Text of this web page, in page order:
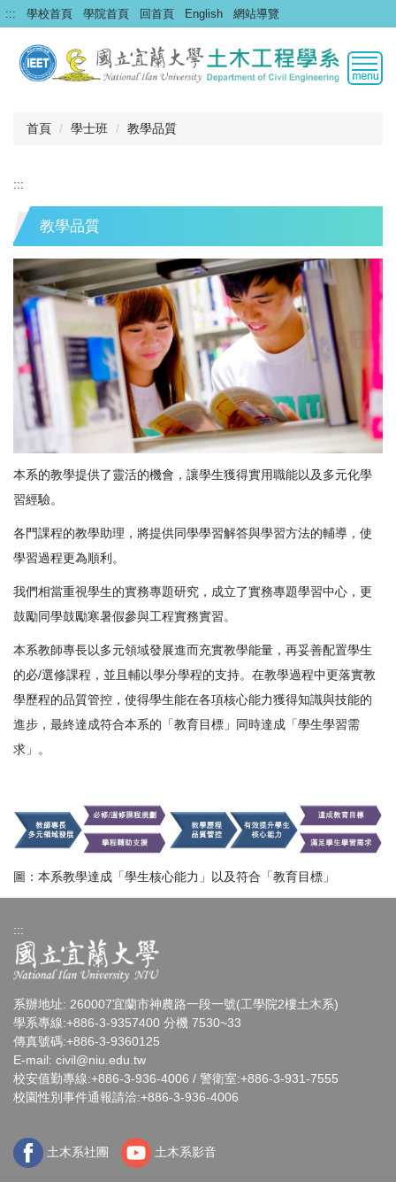
跳
到
要
::: 學校首頁 學院首頁 回首頁 English 網站導覽
首頁 學士班 教學品質
:::
教學品質
本系的教學提供了靈活的機會，讓學生獲得實用職能以及多元化學
習經驗。
各門課程的教學助理，將提供同學學習解答與學習方法的輔導，使
學習過程更為順利。
我們相當重視學生的實務專題研究，成立了實務專題學習中心，更
鼓勵同學鼓勵寒暑假參與工程實務實習。
本系教師專長以多元領域發展進而充實教學能量，再妥善配置學生
的必/選修課程，並且輔以學分學程的支持。在教學過程中更落實教
學歷程的品質管控，使得學生能在各項核心能力獲得知識與技能的
進步，最終達成符合本系的「教育目標」同時達成「學生學習需
求」。
圖：本系教學達成「學生核心能力」以及符合「教育目標」
:::
系辦地址: 260007宜蘭市神農路一段一號(工學院2樓土木系)
學系專線:+886-3-9357400 分機 7530~33
傳真號碼:+886-3-9360125
E-mail: civil@niu.edu.tw
校安值勤專線:+886-3-936-4006 / 警衛室:+886-3-931-7555
校園性別事件通報請洽:+886-3-936-4006
土木系社團 土木系影音